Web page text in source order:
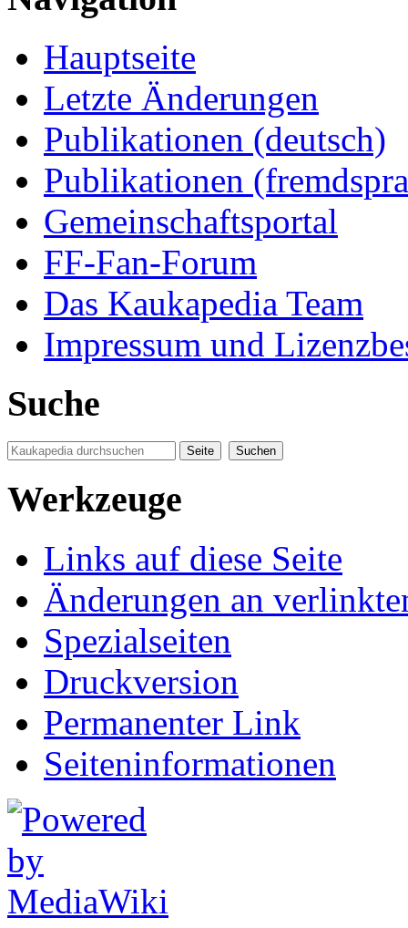
Hauptseite
Letzte Änderungen
Publikationen (deutsch)
Publikationen
Gemeinschaftsportal
FF-Fan-Forum
Das Kaukapedia Team
Impressum und
Suche
Werkzeuge
Links auf diese Seite
Änderungen an
Spezialseiten
Druckversion
Permanenter Link
Seiten­informationen